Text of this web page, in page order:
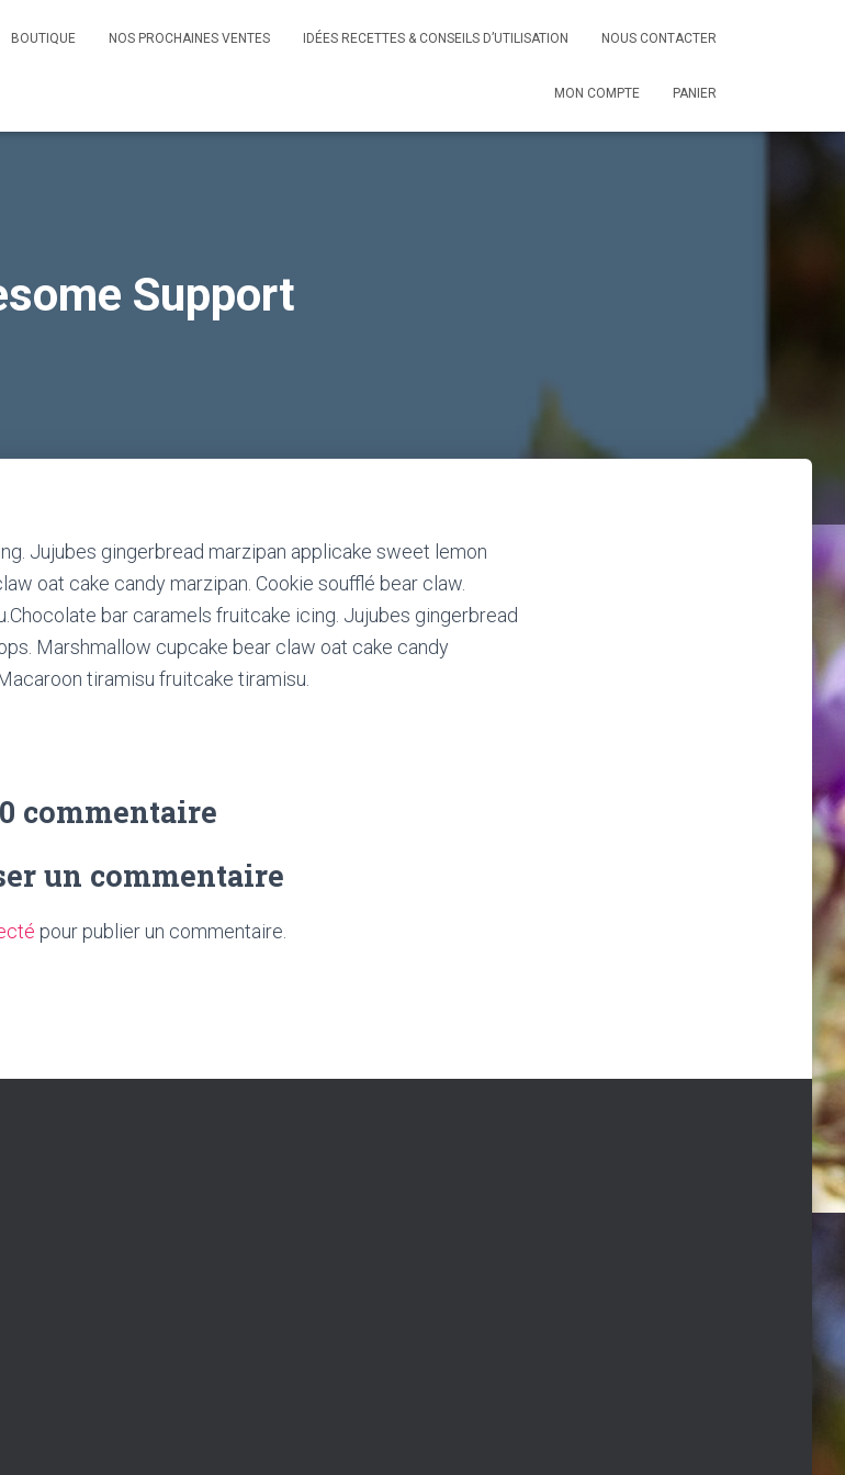
BOUTIQUE NOS PROCHAINES VENTES IDÉES RECETTES & CONSEILS D’UTILISATION NOUS CONTACTER
MON COMPTE PANIER
Support
Jujubes gingerbread marzipan applicake sweet lemon
oat cake candy marzipan. Cookie soufflé bear claw.
bar caramels fruitcake icing. Jujubes gingerbread
Marshmallow cupcake bear claw oat cake candy
tiramisu fruitcake tiramisu.
0 commentaire
un commentaire
pour publier un commentaire.